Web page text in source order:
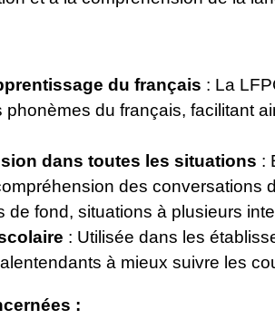
du français : La
phonèmes du français, facilitant
dans toutes les situations :
des conversations
de fond, situations à plusieurs
: Utilisée dans les
à mieux suivre les
: